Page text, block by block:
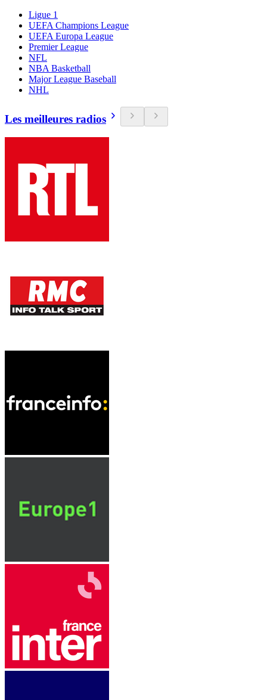
Ligue 1
UEFA Champions League
UEFA Europa League
Premier League
NFL
NBA Basketball
Major League Baseball
NHL
Les meilleures radios